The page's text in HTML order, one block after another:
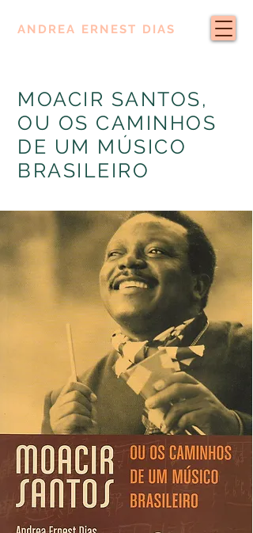
ANDREA ERNEST DIAS
MOACIR SANTOS,
OU OS CAMINHOS
DE UM MÚSICO
BRASILEIRO